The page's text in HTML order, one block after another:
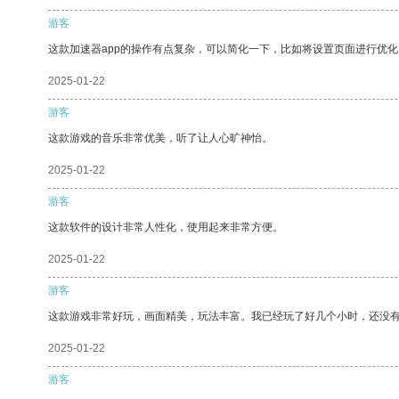
游客
这款加速器app的操作有点复杂，可以简化一下，比如将设置页面进行优化
2025-01-22
游客
这款游戏的音乐非常优美，听了让人心旷神怡。
2025-01-22
游客
这款软件的设计非常人性化，使用起来非常方便。
2025-01-22
游客
这款游戏非常好玩，画面精美，玩法丰富。我已经玩了好几个小时，还没有
2025-01-22
游客